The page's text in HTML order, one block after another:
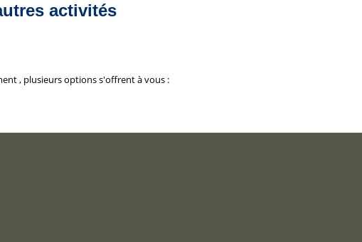
activités
, plusieurs options s'offrent à vous :